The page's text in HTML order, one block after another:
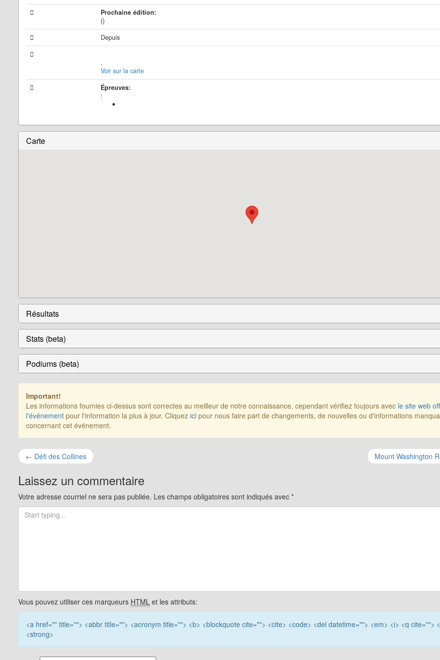
Prochaine édition:
()
Depuis
,
Voir sur la carte
Épreuves:
:
Carte
Résultats
Stats (beta)
Podiums (beta)
Important!
Les informations fournies ci-dessus sont correctes au meilleur de notre connaissance, cependant vérifiez toujours avec le site web
l'événement pour l'information la plus à jour. Cliquez ici pour nous faire part de changements, de nouvelles ou d'informations
concernant cet événement.
Navigation
pour
les
articles
← Défi des Collines Mount Washington
Laissez un commentaire
Votre adresse courriel ne sera pas publiée. Les champs obligatoires sont indiqués avec *
Vous pouvez utiliser ces marqueurs HTML et les attributs:
<a href="" title=""> <abbr title=""> <acronym title=""> <b> <blockquote cite=""> <cite> <code> <del datetime=""> <em> <i> <q cite="">
<strong>